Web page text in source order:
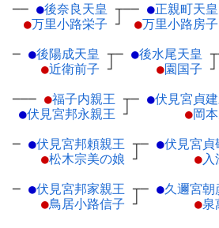
── ●後奈良天皇 ┬
●万里小路栄子 ┘
── ●正親町天皇
●万里小路房子
─ ●後陽成天皇 ┬
●近衛前子 ┘
─ ●後水尾天皇 ┬
●園国子 ┘
─── ●福子内親王 ┬
●伏見宮邦永親王 ┘
─ ●伏見宮貞
●岡
─ ●伏見宮邦頼親王 ┬
●松木宗美の娘 ┘
─ ●伏見宮貞
●入
─ ●伏見宮邦家親王 ┬
●鳥居小路信子 ┘
─ ●久邇宮朝
●泉